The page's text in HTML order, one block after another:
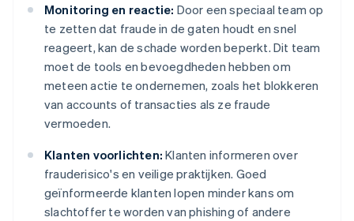
Monitoring en reactie: Door een speciaal team op
te zetten dat fraude in de gaten houdt en snel
reageert, kan de schade worden beperkt. Dit team
moet de tools en bevoegdheden hebben om
meteen actie te ondernemen, zoals het blokkeren
van accounts of transacties als ze fraude
vermoeden.
Klanten voorlichten: Klanten informeren over
frauderisico's en veilige praktijken. Goed
geïnformeerde klanten lopen minder kans om
slachtoffer te worden van phishing of andere